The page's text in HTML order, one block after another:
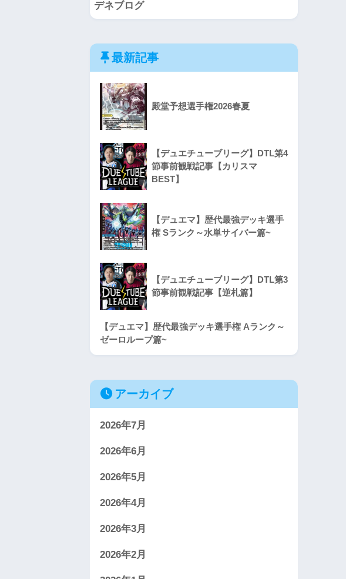
デネブログ
最新記事
殿堂予想選手権2026春夏
【デュエチューブリーグ】DTL第4
節事前観戦記事【カリスマ
BEST】
【デュエマ】歴代最強デッキ選手
権 Sランク～水単サイバー篇~
【デュエチューブリーグ】DTL第3
節事前観戦記事【逆札篇】
【デュエマ】歴代最強デッキ選手権 Aランク～
ゼーロループ篇~
アーカイブ
2026年7月
2026年6月
2026年5月
2026年4月
2026年3月
2026年2月